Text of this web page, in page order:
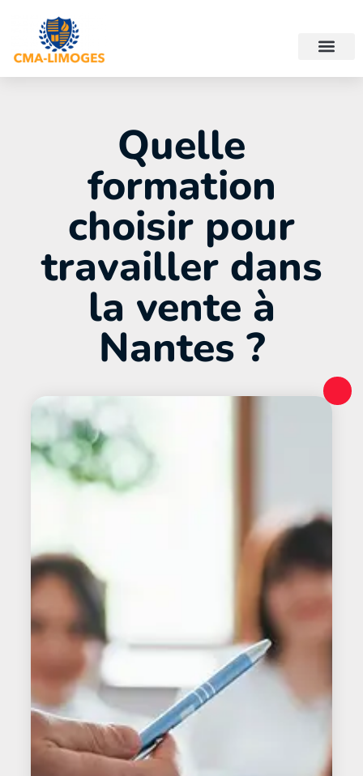
Quelle
formation
choisir pour
travailler dans
la vente à
Nantes ?